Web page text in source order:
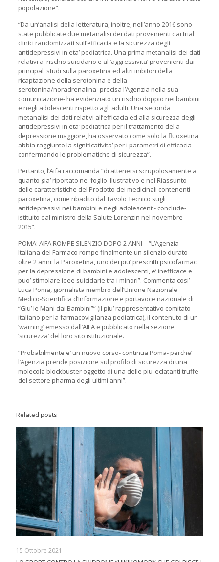
popolazione”.
“Da un’analisi della letteratura, inoltre, nell’anno 2016 sono
state pubblicate due metanalisi dei dati provenienti dai trial
clinici randomizzati sull’efficacia e la sicurezza degli
antidepressivi in eta’ pediatrica. Una prima metanalisi dei dati
relativi al rischio suicidario e all’aggressivita’ provenienti dai
principali studi sulla paroxetina ed altri inibitori della
ricaptazione della serotonina e della
serotonina/noradrenalina- precisa l’Agenzia nella sua
comunicazione- ha evidenziato un rischio doppio nei bambini
e negli adolescenti rispetto agli adulti. Una seconda
metanalisi dei dati relativi all’efficacia ed alla sicurezza degli
antidepressivi in eta’ pediatrica per il trattamento della
depressione maggiore, ha osservato come solo la fluoxetina
abbia raggiunto la significativita’ per i parametri di efficacia
confermando le problematiche di sicurezza”.
Pertanto, l’Aifa raccomanda “di attenersi scrupolosamente a
quanto gia’ riportato nel foglio illustrativo e nel Riassunto
delle caratteristiche del Prodotto dei medicinali contenenti
paroxetina, come ribadito dal Tavolo Tecnico sugli
antidepressivi nei bambini e negli adolescenti- conclude-
istituito dal ministro della Salute Lorenzin nel novembre
2015”.
POMA: AIFA ROMPE SILENZIO DOPO 2 ANNI – “L’Agenzia
Italiana del Farmaco rompe finalmente un silenzio durato
oltre 2 anni: la Paroxetina, uno dei piu’ prescritti psicofarmaci
per la depressione di bambini e adolescenti, e’ inefficace e
puo’ stimolare idee suicidarie tra i minori”. Commenta cosi’
Luca Poma, giornalista membro dell’Unione Nazionale
Medico-Scientifica d’Informazione e portavoce nazionale di
“Giu’ le Mani dai Bambini”” (il piu’ rappresentativo comitato
italiano per la farmacovigilanza pediatrica), il contenuto di un
‘warning’ emesso dall’AIFA e pubblicato nella sezione
‘sicurezza’ del loro sito istituzionale.
“Probabilmente e’ un nuovo corso- continua Poma- perche’
l’Agenzia prende posizione sul profilo di sicurezza di una
molecola blockbuster oggetto di una delle piu’ eclatanti truffe
del settore pharma degli ultimi anni”.
Related posts
15 Ottobre 2021